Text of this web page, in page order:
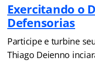
Exercitando o
Defensorias
Participe e turbine
Thiago Deienno